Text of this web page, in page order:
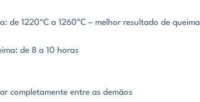
de 1220ºC a 1260ºC – melhor resultado de queima
de 8 a 10 horas
completamente entre as demãos